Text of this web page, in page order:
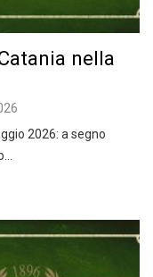
nella
2026: a segno